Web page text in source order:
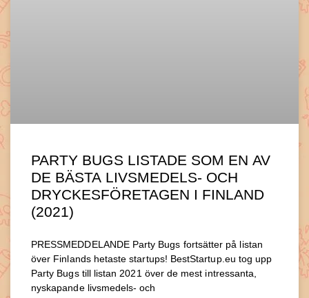
PARTY BUGS LISTADE SOM EN AV
DE BÄSTA LIVSMEDELS- OCH
DRYCKESFÖRETAGEN I FINLAND
(2021)
PRESSMEDDELANDE Party Bugs fortsätter på listan
över Finlands hetaste startups! BestStartup.eu tog upp
Party Bugs till listan 2021 över de mest intressanta,
nyskapande livsmedels- och